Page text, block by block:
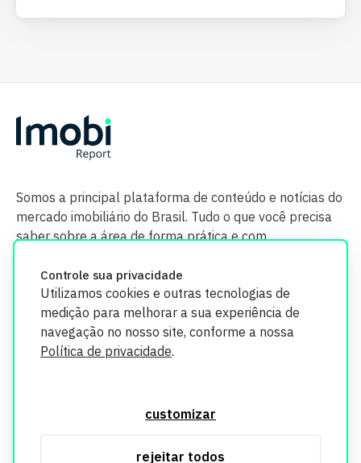
Controle sua privacidade
Utilizamos cookies e outras tecnologias de
medição para melhorar a sua experiência de
navegação no nosso site, conforme a nossa
Política de privacidade.
customizar
rejeitar todos
Somos a principal plataforma de conteúdo e notícias do
mercado imobiliário do Brasil. Tudo o que você precisa
saber sobre a área de forma prática e com
segurança. Todos os dados coletados em nosso site são
utilizados exclusivamente para fins de aprimoramento de
informações, consulte nossa Política de Privacidade.